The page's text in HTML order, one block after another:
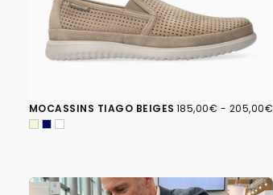
MOCASSINS TIAGO BEIGES 185,00€
PRIX
185,00€ - PRIX
205,00€